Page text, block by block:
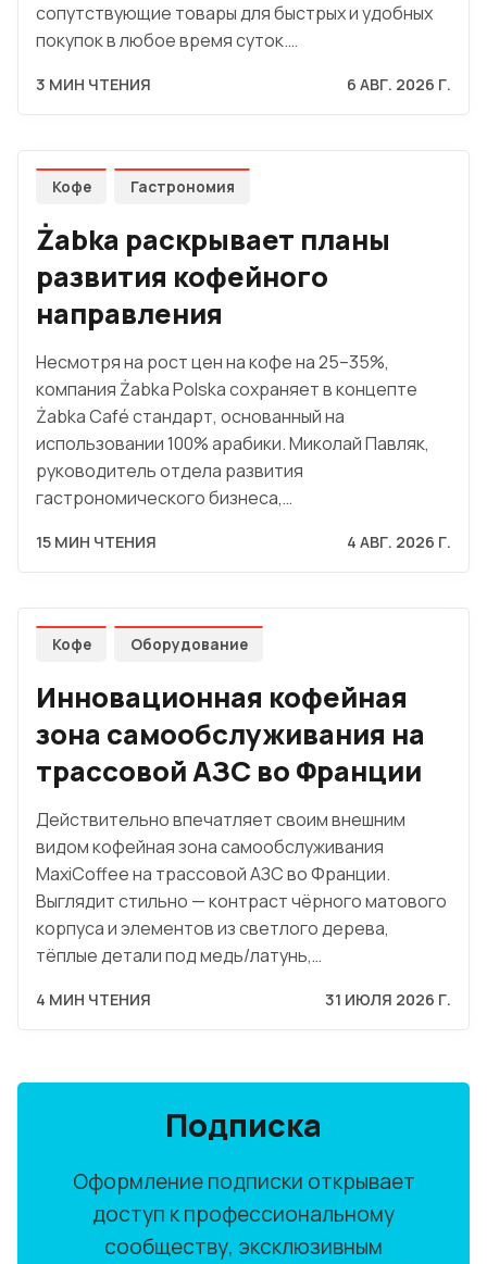
сопутствующие товары для быстрых и удобных
покупок в любое время суток.…
3 МИН ЧТЕНИЯ 6 АВГ. 2026 Г.
Кофе Гастрономия
Żabka раскрывает планы
развития кофейного
направления
Несмотря на рост цен на кофе на 25–35%,
компания Żabka Polska сохраняет в концепте
Żabka Café стандарт, основанный на
использовании 100% арабики. Миколай Павляк,
руководитель отдела развития
гастрономического бизнеса,…
15 МИН ЧТЕНИЯ 4 АВГ. 2026 Г.
Кофе Оборудование
Инновационная кофейная
зона самообслуживания на
трассовой АЗС во Франции
Действительно впечатляет своим внешним
видом кофейная зона самообслуживания
MaxiCoffee на трассовой АЗС во Франции.
Выглядит стильно — контраст чёрного матового
корпуса и элементов из светлого дерева,
тёплые детали под медь/латунь,…
4 МИН ЧТЕНИЯ 31 ИЮЛЯ 2026 Г.
Подписка
Оформление подписки открывает
доступ к профессиональному
сообществу, эксклюзивным